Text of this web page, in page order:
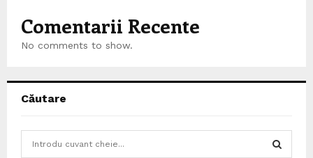
Comentarii Recente
No comments to show.
Căutare